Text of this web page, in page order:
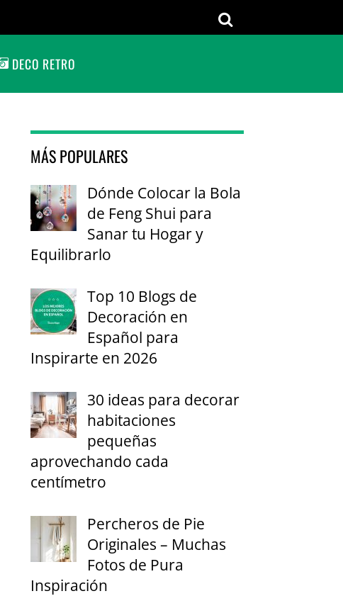
DECO RETRO
MÁS POPULARES
Dónde Colocar la Bola
de Feng Shui para
Sanar tu Hogar y
Equilibrarlo
Top 10 Blogs de
Decoración en
Español para
Inspirarte en 2026
30 ideas para decorar
habitaciones
pequeñas
aprovechando cada
centímetro
Percheros de Pie
Originales – Muchas
Fotos de Pura
Inspiración